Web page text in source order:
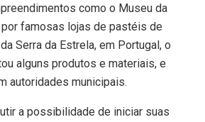
como o Museu da
famosas lojas de pastéis de
Serra da Estrela, em Portugal, o
alguns produtos e materiais, e
autoridades municipais.
a possibilidade de iniciar suas